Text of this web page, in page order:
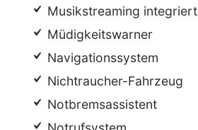
Musikstreaming integriert
Müdigkeitswarner
Navigationssystem
Nichtraucher-Fahrzeug
Notbremsassistent